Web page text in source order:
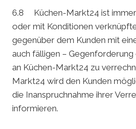
6.8 Küchen-Markt24 ist
oder mit Konditionen
gegenüber dem Kunden mit
auch fälligen – Gegenforderung
an Küchen-Markt24 zu
Markt24 wird den Kunden
die Inanspruchnahme ihrer
informieren.